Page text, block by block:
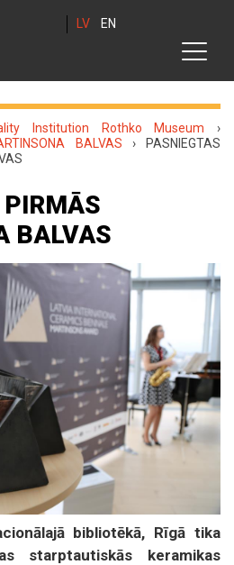
LV EN
Institution Rothko Museum ›
BALVAS ›
PASNIEGTAS
BALVAS
bibliotēkā, Rīgā tika
starptautiskās keramikas